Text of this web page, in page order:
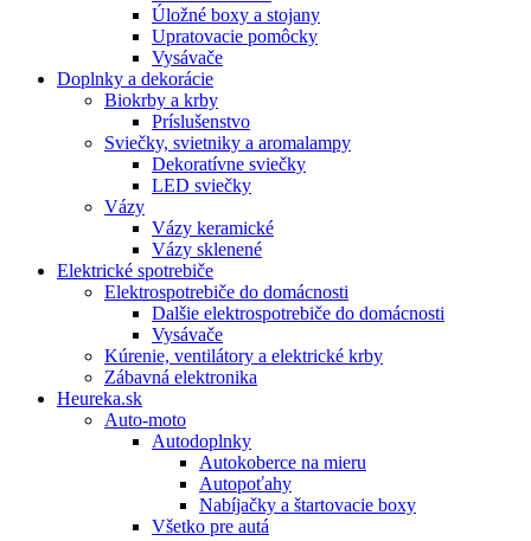
Úložné boxy a stojany
Upratovacie pomôcky
Vysávače
Doplnky a dekorácie
Biokrby a krby
Príslušenstvo
Sviečky, svietniky a aromalampy
Dekoratívne sviečky
LED sviečky
Vázy
Vázy keramické
Vázy sklenené
Elektrické spotrebiče
Elektrospotrebiče do domácnosti
Dalšie elektrospotrebiče do domácnosti
Vysávače
Kúrenie, ventilátory a elektrické krby
Zábavná elektronika
Heureka.sk
Auto-moto
Autodoplnky
Autokoberce na mieru
Autopoťahy
Nabíjačky a štartovacie boxy
Všetko pre autá